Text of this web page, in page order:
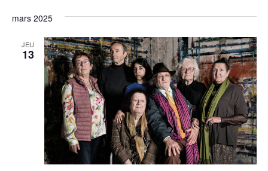
de
vues
date.
mars 2025
JEU
13